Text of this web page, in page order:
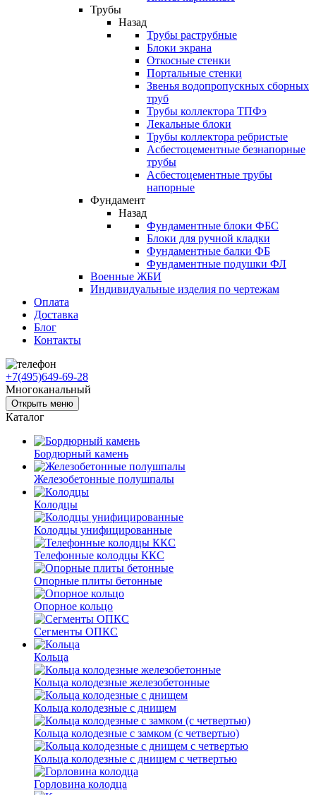
Трубы
Назад
Трубы раструбные
Блоки экрана
Откосные стенки
Портальные стенки
Звенья водопропускных сборных
труб
Трубы коллектора ТПФэ
Лекальные блоки
Трубы коллектора ребристые
Асбестоцементные безнапорные
трубы
Асбестоцементные трубы
напорные
Фундамент
Назад
Фундаментные блоки ФБС
Блоки для ручной кладки
Фундаментные балки ФБ
Фундаментные подушки ФЛ
Военные ЖБИ
Индивидуальные изделия по чертежам
Оплата
Доставка
Блог
Контакты
+7(495)649-69-28
Многоканальный
Открыть меню
Каталог
Бордюрный камень
Железобетонные полушпалы
Колодцы
Колодцы унифицированные
Телефонные колодцы ККС
Опорные плиты бетонные
Опорное кольцо
Сегменты ОПКС
Кольца
Кольца колодезные железобетонные
Кольца колодезные с днищем
Кольца колодезные с замком (с четвертью)
Кольца колодезные с днищем с четвертью
Горловина колодца